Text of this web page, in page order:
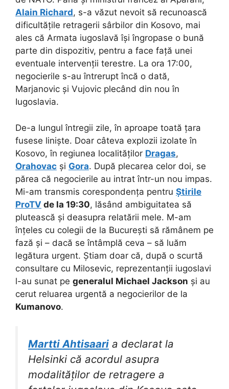
Alain Richard, s-a văzut nevoit să recunoască
dificultățile retragerii sârbilor din Kosovo, mai
ales că Armata iugoslavă își îngropase o bună
parte din dispozitiv, pentru a face față unei
eventuale intervenții terestre. La ora 17:00,
negocierile s-au întrerupt încă o dată,
Marjanovic și Vujovic plecând din nou în
Iugoslavia.
De-a lungul întregii zile, în aproape toată țara
fusese liniște. Doar câteva explozii izolate în
Kosovo, în regiunea localităților Dragas,
Orahovac și Gora. După plecarea celor doi, se
părea că negocierile au intrat într-un nou impas.
Mi-am transmis corespondența pentru Știrile
ProTV de la 19:30, lăsând ambiguitatea să
plutească și deasupra relatării mele. M-am
înțeles cu colegii de la București să rămânem pe
fază și – dacă se întâmplă ceva – să luăm
legătura urgent. Știam doar că, după o scurtă
consultare cu Milosevic, reprezentanții iugoslavi
l-au sunat pe generalul Michael Jackson și au
cerut reluarea urgentă a negocierilor de la
Kumanovo.
Martti Ahtisaari a declarat la
Helsinki că acordul asupra
modalităților de retragere a